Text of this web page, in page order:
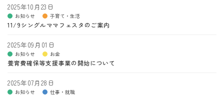
2025年10月23日
お知らせ 子育て・生活
11/9シングルママフェスタのご案内
2025年09月01日
お知らせ お金
養育費確保等支援事業の開始について
2025年07月28日
お知らせ 仕事・就職